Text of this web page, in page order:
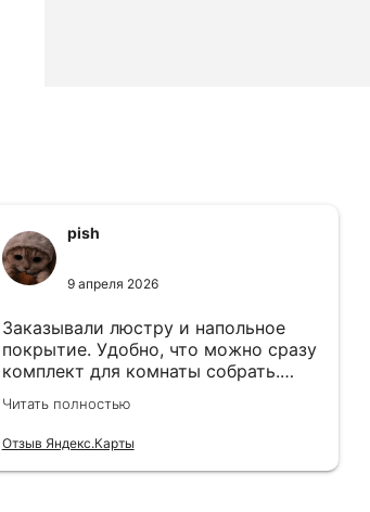
pish
9 апреля 2026
Заказывали люстру и напольное
покрытие. Удобно, что можно сразу
комплект для комнаты собрать.
Цены адекватные.
Читать полностью
Отзыв Яндекс.Карты